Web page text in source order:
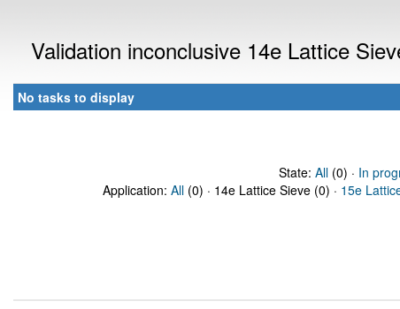
Validation inconclusive 14e Lattice
No tasks to display
State: All(0) · In
Application: All (0) · 14e Lattice Sieve (0) · 15e